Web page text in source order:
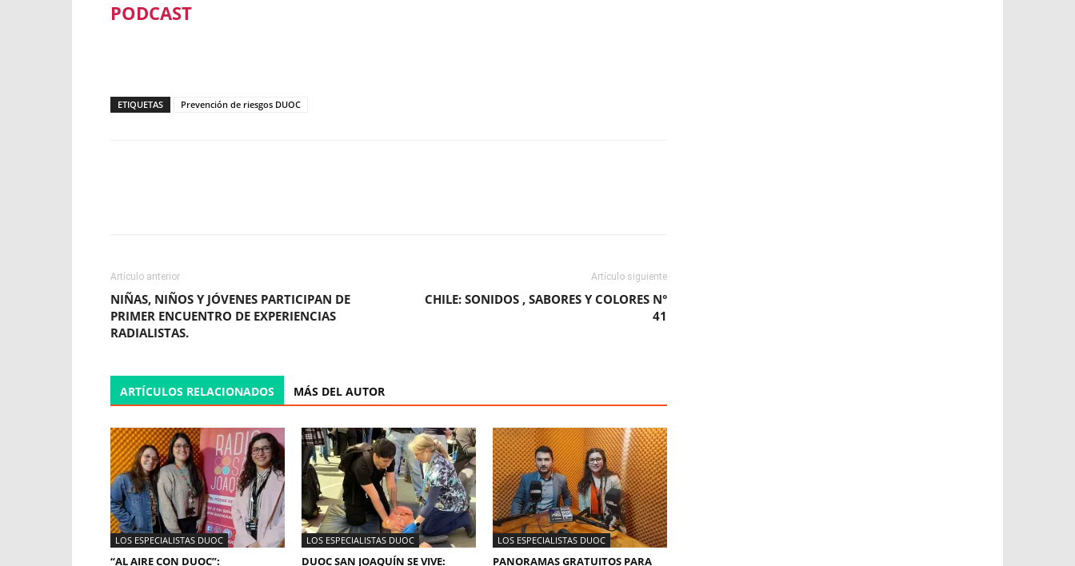
PODCAST
ETIQUETAS Prevención de riesgos DUOC
Artículo anterior
NIÑAS, NIÑOS Y JÓVENES PARTICIPAN DE
PRIMER ENCUENTRO DE EXPERIENCIAS
RADIALISTAS.
Artículo siguiente
CHILE: SONIDOS , SABORES Y COLORES N°
41
ARTÍCULOS RELACIONADOS MÁS DEL AUTOR
LOS ESPECIALISTAS DUOC
“AL AIRE CON DUOC”:
LOS ESPECIALISTAS DUOC
DUOC SAN JOAQUÍN SE VIVE:
LOS ESPECIALISTAS DUOC
PANORAMAS GRATUITOS PARA